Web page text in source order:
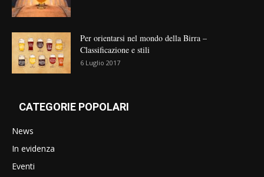
Per orientarsi nel mondo della Birra –
Classificazione e stili
6 Luglio 2017
CATEGORIE POPOLARI
News
In evidenza
Eventi